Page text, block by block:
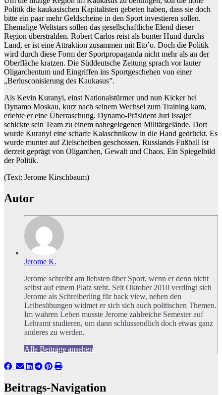
Politik die kaukasischen Kapitalisten gebeten haben, dass sie doch
bitte ein paar mehr Geldscheine in den Sport investieren sollen.
Ehemalige Weltstars sollen das gesellschaftliche Elend dieser
Region überstrahlen. Robert Carlos reist als bunter Hund durchs
Land, er ist eine Attraktion zusammen mit Eto’o. Doch die Politik
wird durch diese Form der Sportpropaganda nicht mehr als an der
Oberfläche kratzen. Die Süddeutsche Zeitung sprach vor lauter
Oligarchentum und Eingriffen ins Sportgeschehen von einer
„Berlusconisierung des Kaukasus”.
Als Kevin Kuranyi, einst Nationalstürmer und nun Kicker bei
Dynamo Moskau, kurz nach seinem Wechsel zum Training kam,
erlebte er eine Überraschung. Dynamo-Präsident Juri Issajef
schickte sein Team zu einem nahegelegenen Militärgelände. Dort
wurde Kuranyi eine scharfe Kalaschnikow in die Hand gedrückt. Es
wurde munter auf Zielscheiben geschossen. Russlands Fußball ist
derzeit geprägt von Oligarchen, Gewalt und Chaos. Ein Spiegelbild
der Politik.
(Text: Jerome Kirschbaum)
Autor
Jerome K.
Jerome schreibt am liebsten über Sport, wenn er denn nicht
selbst auf einem Platz steht. Seit Oktober 2010 verdingt sich
Jerome als Schreiberling für back view, neben den
Leibesübungen widmet er sich sich auch politischen Themen.
Im wahren Leben musste Jerome zahlreiche Semester auf
Lehramt studieren, um dann schlussendlich doch etwas ganz
anderes zu werden.
Alle Beiträge ansehen
Beitrags-Navigation